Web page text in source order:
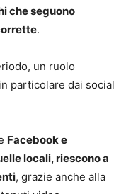
che seguono
.
un ruolo
particolare dai social
Facebook e
locali, riescono a
, grazie anche alla